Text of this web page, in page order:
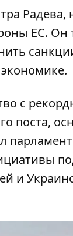
Радева,
ЕС. Он
с
поста,
и